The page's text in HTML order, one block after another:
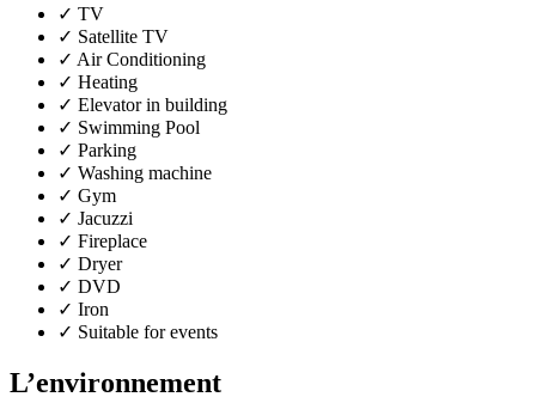
✓ TV
✓ Satellite TV
✓ Air Conditioning
✓ Heating
✓ Elevator in building
✓ Swimming Pool
✓ Parking
✓ Washing machine
✓ Gym
✓ Jacuzzi
✓ Fireplace
✓ Dryer
✓ DVD
✓ Iron
✓ Suitable for events
L’environnement